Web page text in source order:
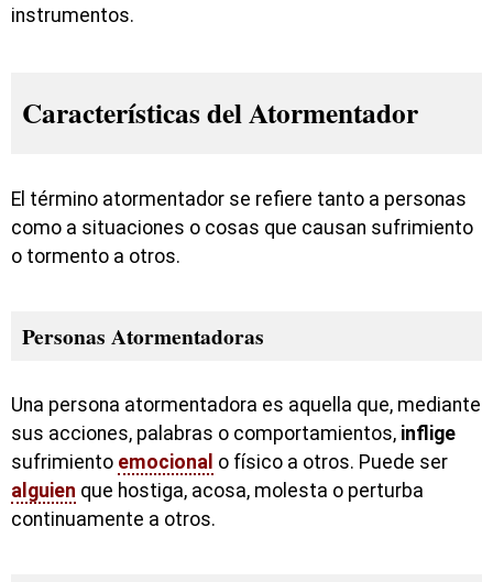
instrumentos.
Características del Atormentador
El término atormentador se refiere tanto a personas
como a situaciones o cosas que causan sufrimiento
o tormento a otros.
Personas Atormentadoras
Una persona atormentadora es aquella que, mediante
sus acciones, palabras o comportamientos, inflige
sufrimiento emocional o físico a otros. Puede ser
alguien que hostiga, acosa, molesta o perturba
continuamente a otros.